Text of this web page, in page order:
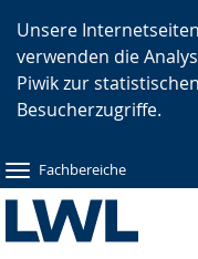
Unsere Internetseiten
verwenden die
Piwik zur
Besucherzugriffe.
Fachbereiche